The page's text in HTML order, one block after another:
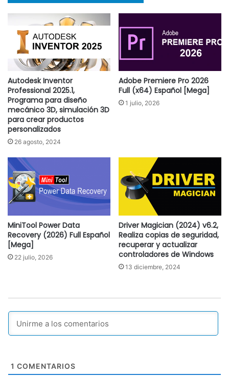
Autodesk Inventor
Professional 2025.1,
Programa para diseño
mecánico 3D, simulación 3D
para crear productos
personalizados
26 agosto, 2024
Adobe Premiere Pro 2026
Full (x64) Español [Mega]
1 julio, 2026
MiniTool Power Data
Recovery (2026) Full Español
[Mega]
22 julio, 2026
Driver Magician (2024) v6.2,
Realiza copias de seguridad,
recuperar y actualizar
controladores de Windows
13 diciembre, 2024
1 COMENTARIOS